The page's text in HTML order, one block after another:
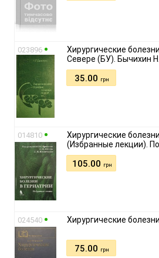
023896
Хирургические
Севере (БУ). Бычихин
35.00 грн
014810
Хирургические
(Избранные лекции).
105.00 грн
024540 Хирургические
75.00 грн